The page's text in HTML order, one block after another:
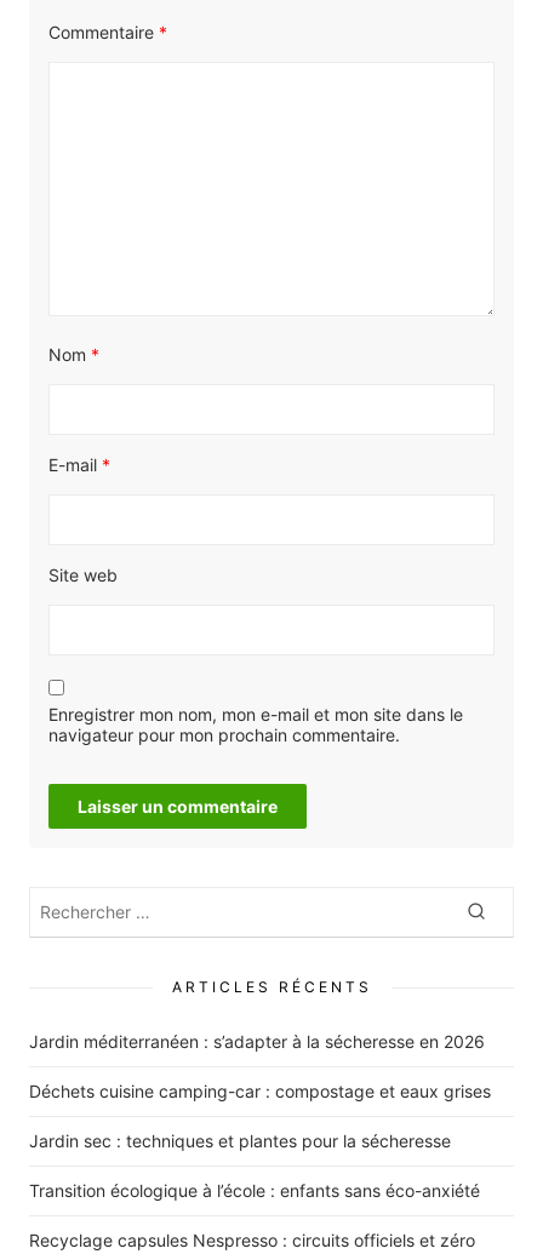
Commentaire *
Nom *
E-mail *
Site web
Enregistrer mon nom, mon e-mail et mon site dans le
navigateur pour mon prochain commentaire.
Rechercher
:
ARTICLES RÉCENTS
Jardin méditerranéen : s’adapter à la sécheresse en 2026
Déchets cuisine camping-car : compostage et eaux grises
Jardin sec : techniques et plantes pour la sécheresse
Transition écologique à l’école : enfants sans éco-anxiété
Recyclage capsules Nespresso : circuits officiels et zéro